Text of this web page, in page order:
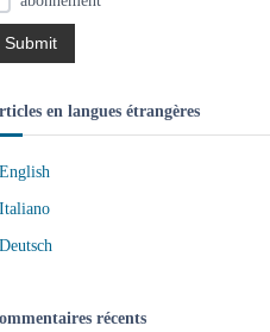
en langues étrangères
English
Italiano
Deutsch
récents